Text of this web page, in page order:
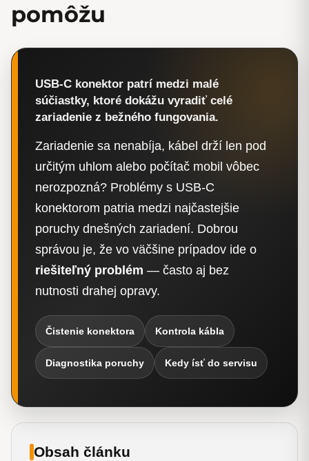
pomôžu
USB-C konektor patrí medzi malé
súčiastky, ktoré dokážu vyradiť celé
zariadenie z bežného fungovania.
Zariadenie sa nenabíja, kábel drží len pod
určitým uhlom alebo počítač mobil vôbec
nerozpozná? Problémy s USB-C
konektorom patria medzi najčastejšie
poruchy dnešných zariadení. Dobrou
správou je, že vo väčšine prípadov ide o
riešiteľný problém — často aj bez
nutnosti drahej opravy.
Čistenie konektora Kontrola kábla
Diagnostika poruchy Kedy ísť do servisu
Obsah článku